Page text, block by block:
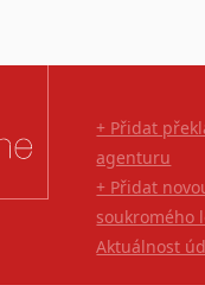
+ Přidat
agenturu
+ Přidat
soukromého
Aktuálnost